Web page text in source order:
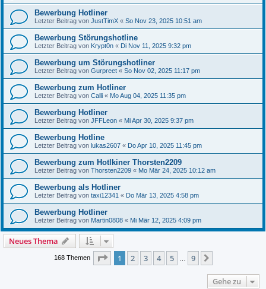
Bewerbung Hotliner
Letzter Beitrag von JustTimX « So Nov 23, 2025 10:51 am
Bewerbung Störungshotline
Letzter Beitrag von Krypt0n « Di Nov 11, 2025 9:32 pm
Bewerbung um Störungshotliner
Letzter Beitrag von Gurpreet « So Nov 02, 2025 11:17 pm
Bewerbung zum Hotliner
Letzter Beitrag von Calli « Mo Aug 04, 2025 11:35 pm
Bewerbung Hotliner
Letzter Beitrag von JFFLeon « Mi Apr 30, 2025 9:37 pm
Bewerbung Hotline
Letzter Beitrag von lukas2607 « Do Apr 10, 2025 11:45 pm
Bewerbung zum Hotlkiner Thorsten2209
Letzter Beitrag von Thorsten2209 « Mo Mär 24, 2025 10:12 am
Bewerbung als Hotliner
Letzter Beitrag von taxi12341 « Do Mär 13, 2025 4:58 pm
Bewerbung Hotliner
Letzter Beitrag von Martin0808 « Mi Mär 12, 2025 4:09 pm
Neues Thema
168 Themen Seite 1von
1 2 3 4 5 9
Gehe zu